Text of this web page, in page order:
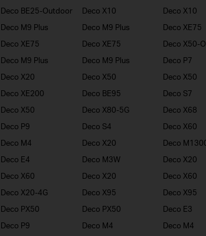
Deco BE25-Outdoor
Deco X10 Deco X10
Deco M9 Plus
Deco M9 Plus Deco XE75
Deco XE75
Deco XE75 Deco X50-
Deco M9 Plus
Deco M9 Plus Deco P7
Deco X20
Deco X50 Deco X50
Deco XE200
Deco BE95 Deco S7
Deco X50
Deco X80-5G Deco X68
Deco P9
Deco S4 Deco X60
Deco M4
Deco X20 Deco
Deco E4
Deco M3W Deco X20
Deco X60
Deco X20 Deco X60
Deco X20-4G
Deco X95 Deco X95
Deco PX50
Deco PX50 Deco E3
Deco P9
Deco M4 Deco M4